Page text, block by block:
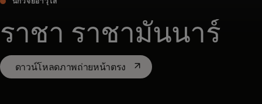
นักวิจัยอาวุโส
ราชา ราชามันนาร์
ดาวน์โหลดภาพถ่ายหน้าตรง opens in a new tab